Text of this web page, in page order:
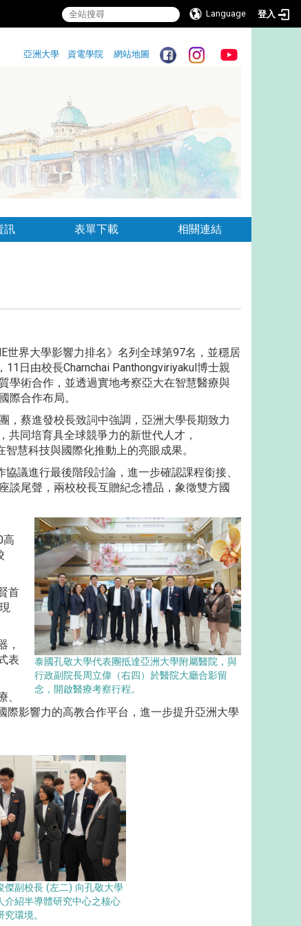
Language 登入
亞洲大學
資電學院 網站地圖
訊 表單下載 相關連結
世界大學影響力排名》名列全球第97名，並穩居
日由校長Charnchai Panthongviriyakul博士親
學術合作，並透過實地考察亞大在智慧醫療與
際合作布局。
，蔡進發校長致詞中強調，亞洲大學長期致力
同培育具全球競爭力的新世代人才，
慧科技與國際化推動上的亮眼成果。
議進行最後階段討論，進一步確認課程銜接、
談尾聲，兩校校長互贈紀念禮品，象徵雙方國
泰國孔敬大學代表團抵達亞洲大學附屬醫院，與
行政副院長周立偉（右四）於醫院大廳合影留
念，開啟醫療考察行程。
高
首
，
表
影響力的高教合作平台，進一步提升亞洲大學
傑副校長 (左二) 向孔敬大學
介紹半導體研究中心之核心
環境。